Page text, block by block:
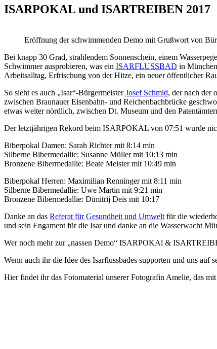
ISARPOKAL und ISARTREIBEN 2017
Eröffnung der schwimmenden Demo mit Grußwort von
Bei knapp 30 Grad, strahlendem Sonnenschein, einem
Schwimmer ausprobieren, was ein ISARFLUSSBAD in
Arbeitsalltag, Erfrischung von der Hitze, ein neuer öffentlicher
So sieht es auch „Isar“-BürgermeisterJosef Schmid, der nach der
zwischen Braunauer Eisenbahn- und Reichenbachbrücke
etwas weiter nördlich, zwischen Dt. Museum und den
Der letztjährigen Rekord beim ISARPOKAL von 07:51 wurde
Biberpokal Damen: Sarah Richter mit 8:14 min
Silberne Bibermedallie: Susanne Müller mit 10:13 min
Bronzene Bibermedallie: Beate Meister mit 10:49 min
Biberpokal Herren: Maximilian Renninger mit 8:11 min
Silberne Bibermedallie: Uwe Martin mit 9:21 min
Bronzene Bibermedallie: Dimitrij Deis mit 10:17
Danke an das Referat für Gesundheit und Umwelt für die
und sein Engament für die Isar und danke an die Wasserwacht
Wer noch mehr zur „nassen Demo“ ISARPOKAl &
Wenn auch ihr die Idee des Isarflussbades supporten und uns
Hier findet ihr das Fotomaterial unserer Fotografin Amelie, das